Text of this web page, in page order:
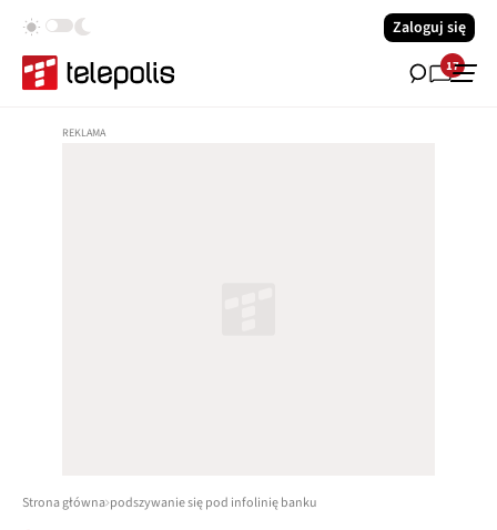
Zaloguj się
17
Strona główna podszywanie się pod infolinię banku